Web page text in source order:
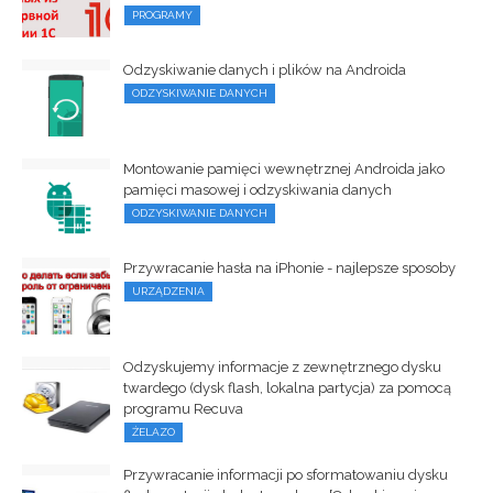
PROGRAMY
Odzyskiwanie danych i plików na Androida
ODZYSKIWANIE DANYCH
Montowanie pamięci wewnętrznej Androida jako
pamięci masowej i odzyskiwania danych
ODZYSKIWANIE DANYCH
Przywracanie hasła na iPhonie - najlepsze sposoby
URZĄDZENIA
Odzyskujemy informacje z zewnętrznego dysku
twardego (dysk flash, lokalna partycja) za pomocą
programu Recuva
ŻELAZO
Przywracanie informacji po sformatowaniu dysku